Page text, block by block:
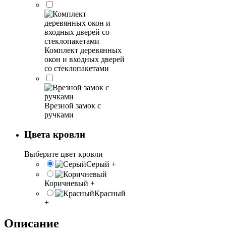
Комплект деревянных
окон и входных дверей
со стеклопакетами
Врезной замок с
ручками
Цвета кровли
Выберите цвет кровли
Серый +
Коричневый +
Красный
+
Описание